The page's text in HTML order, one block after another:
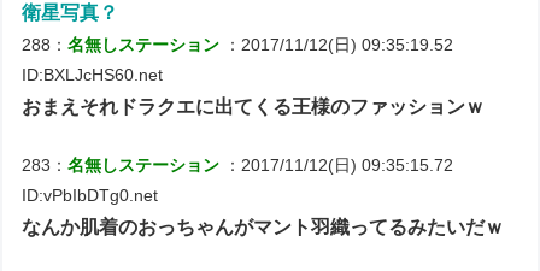
衛星写真？
288：名無しステーション
：2017/11/12(日) 09:35:19.52
ID:BXLJcHS60.net
おまえそれドラクエに出てくる王様のファッションｗ
283：名無しステーション
：2017/11/12(日) 09:35:15.72
ID:vPbIbDTg0.net
なんか肌着のおっちゃんがマント羽織ってるみたいだｗ